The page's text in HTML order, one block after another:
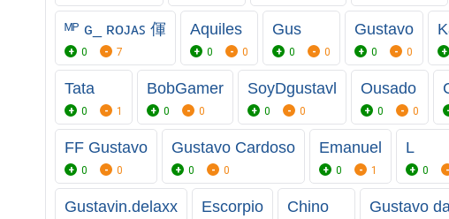
ᴹᴾ ɢ_ ʀᴏᴊᴀꜱ 㑮
0 7
Aquiles
0 0
Gus
0 0
Gustavo
0 0
Tata
0 1
BobGamer
0 0
SoyDgustavl
0 0
Ousado
0 0
FF Gustavo
0 0
Gustavo Cardoso
0 0
Emanuel
0 1
L
0
Gustavin.delaxx Escorpio Chino Gustavo